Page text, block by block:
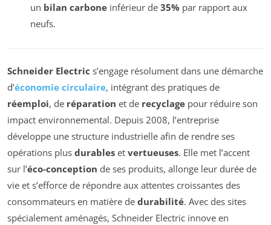
un bilan carboneinférieur de 35% par rapport aux
neufs.
Schneider Electric s’engage résolument dans une démarche
d’économie circulaire, intégrant des pratiques de
réemploi, de réparation et de recyclage pour réduire son
impact environnemental. Depuis 2008, l’entreprise
développe une structure industrielle afin de rendre ses
opérations plus durables et vertueuses. Elle met l’accent
sur l’éco-conception de ses produits, allonge leur durée de
vie et s’efforce de répondre aux attentes croissantes des
consommateurs en matière de durabilité. Avec des sites
spécialement aménagés, Schneider Electric innove en